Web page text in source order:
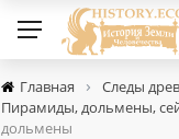
Главная › Следы
Пирамиды, дольмены,
дольмены